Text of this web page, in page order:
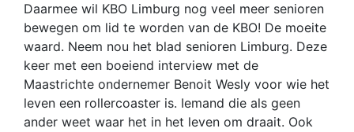
Daarmee wil KBO Limburg nog veel meer senioren
bewegen om lid te worden van de KBO! De moeite
waard. Neem nou het blad senioren Limburg. Deze
keer met een boeiend interview met de
Maastrichte ondernemer Benoit Wesly voor wie het
leven een rollercoaster is. Iemand die als geen
ander weet waar het in het leven om draait. Ook